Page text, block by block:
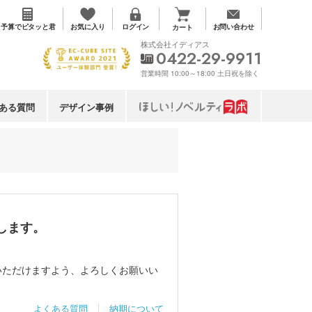
予算でピタッと君 お気に入り ログイン カート お問い合わせ
る質問 デザイン事例
株式会社イディアス
0422-29-9911
営業時間 10:00～18:00 土日祝を除く
す。
だけますよう、よろしくお願いい
よくある質問 納期について